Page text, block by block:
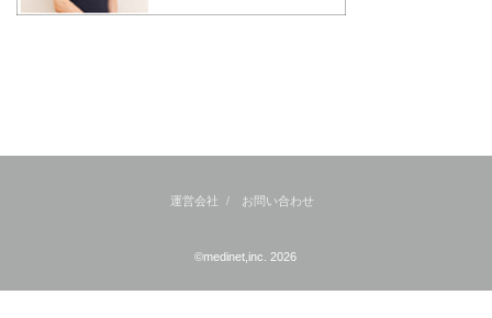
運営会社 お問い合わせ
©medinet,inc. 2026